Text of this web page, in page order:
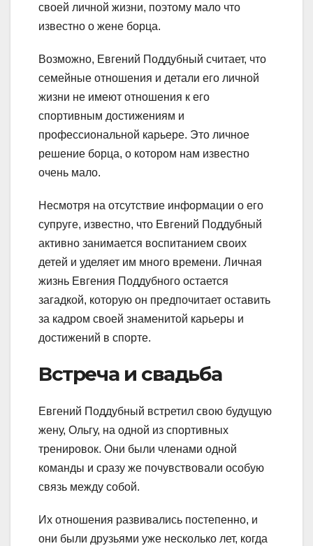
своей личной жизни, поэтому мало что
известно о жене борца.
Возможно, Евгений Поддубный считает, что
семейные отношения и детали его личной
жизни не имеют отношения к его
спортивным достижениям и
профессиональной карьере. Это личное
решение борца, о котором нам известно
очень мало.
Несмотря на отсутствие информации о его
супруге, известно, что Евгений Поддубный
активно занимается воспитанием своих
детей и уделяет им много времени. Личная
жизнь Евгения Поддубного остается
загадкой, которую он предпочитает оставить
за кадром своей знаменитой карьеры и
достижений в спорте.
Встреча и свадьба
Евгений Поддубный встретил свою будущую
жену, Ольгу, на одной из спортивных
тренировок. Они были членами одной
команды и сразу же почувствовали особую
связь между собой.
Их отношения развивались постепенно, и
они были друзьями уже несколько лет, когда